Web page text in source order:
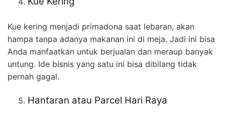
Kue kering menjadi primadona saat lebaran, akan
hampa tanpa adanya makanan ini di meja. Jadi ini bisa
Anda manfaatkan untuk berjualan dan meraup banyak
untung. Ide bisnis yang satu ini bisa dibilang tidak
pernah gagal.
Hantaran atau Parcel Hari Raya